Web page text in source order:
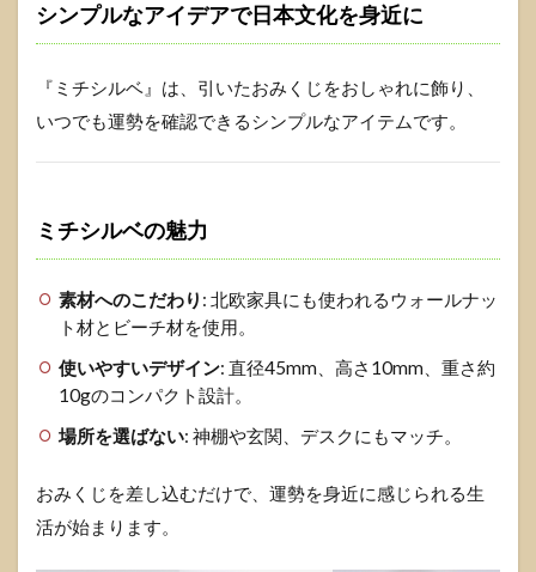
シンプルなアイデアで日本文化を身近に
『ミチシルベ』は、引いたおみくじをおしゃれに飾り、
いつでも運勢を確認できるシンプルなアイテムです。
ミチシルベの魅力
素材へのこだわり : 北欧家具にも使われるウォールナッ
ト材とビーチ材を使用。
使いやすいデザイン: 直径45mm、高さ10mm、重さ約
10gのコンパクト設計。
場所を選ばない: 神棚や玄関、デスクにもマッチ。
おみくじを差し込むだけで、運勢を身近に感じられる生
活が始まります。